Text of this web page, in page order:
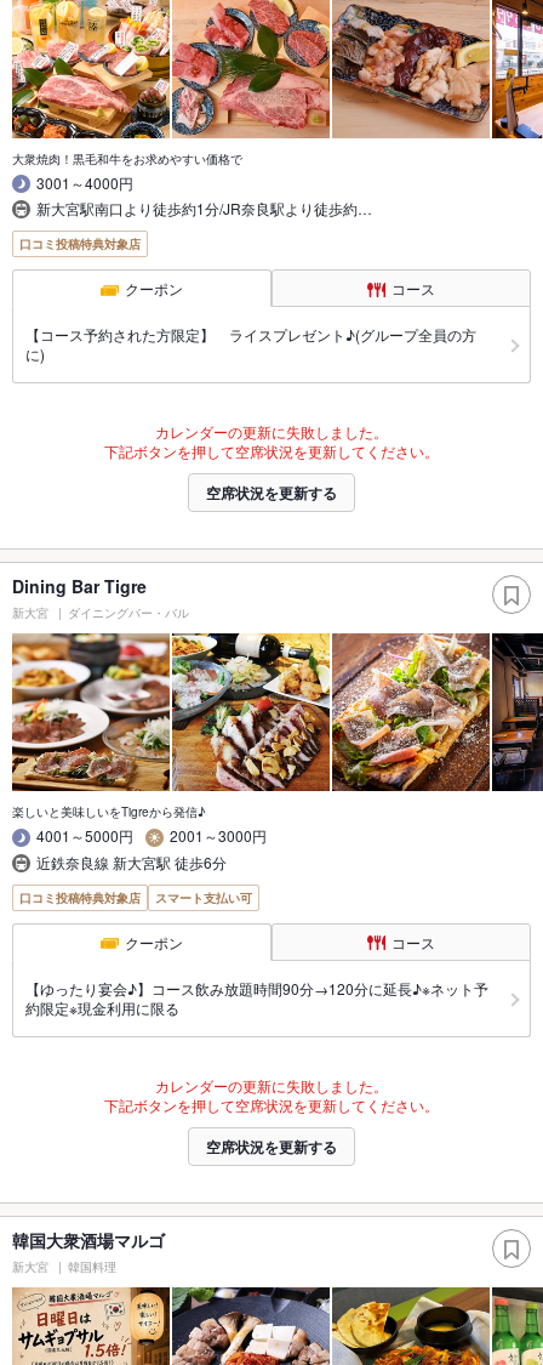
大衆焼肉！黒毛和牛をお求めやすい価格で
3001～4000円
新大宮駅南口より徒歩約1分/JR奈良駅より徒歩約…
口コミ投稿特典対象店
クーポン コース
【コース予約された方限定】 ライスプレゼント♪(グループ全員の方
に)
カレンダーの更新に失敗しました。
下記ボタンを押して空席状況を更新してください。
空席状況を更新する
Dining Bar Tigre
新大宮 ダイニングバー・バル
楽しいと美味しいをTigreから発信♪
4001～5000円
2001～3000円
近鉄奈良線 新大宮駅 徒歩6分
口コミ投稿特典対象店 スマート支払い可
クーポン コース
【ゆったり宴会♪】コース飲み放題時間90分→120分に延長♪※ネット予
約限定※現金利用に限る
カレンダーの更新に失敗しました。
下記ボタンを押して空席状況を更新してください。
空席状況を更新する
韓国大衆酒場マルゴ
新大宮 韓国料理